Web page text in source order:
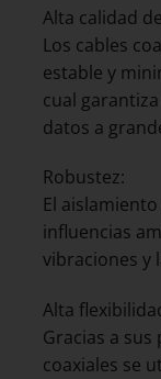
Alta calidad
Los cables
estable y
cual
datos a
Robustez:
El
influencias
vibraciones y
Alta
Gracias a sus
coaxiales se